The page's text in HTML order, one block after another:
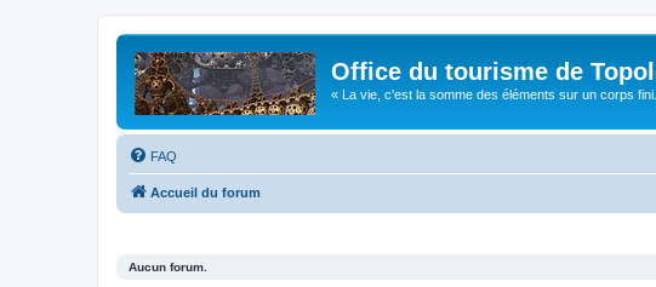
Office du tourisme de
« La vie, c'est la somme des éléments sur un corps
FAQ
Accueil du forum
Aucun forum.